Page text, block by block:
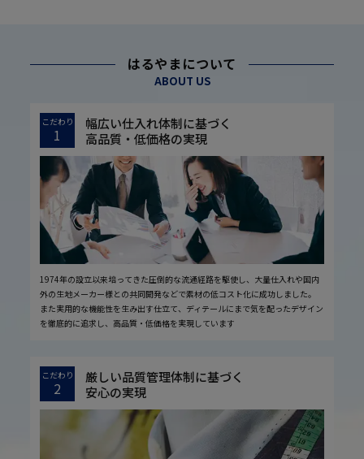
はるやまについて
ABOUT US
こだわり
1
幅広い仕入れ体制に基づく
高品質・低価格の実現
1974年の設立以来培ってきた圧倒的な流通経路を駆使し、大量仕入れや国内
外の生地メーカー様との共同開発などで素材の低コスト化に成功しました。
また実用的な機能性を生み出す仕立て、ディテールにまで気を配ったデザイン
を徹底的に追求し、高品質・低価格を実現しています
こだわり
2
厳しい品質管理体制に基づく
安心の実現